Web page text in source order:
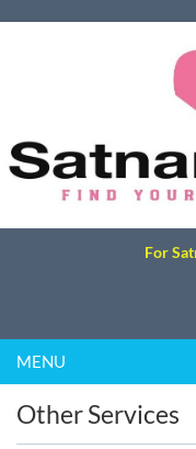
For
MENU
Other Services